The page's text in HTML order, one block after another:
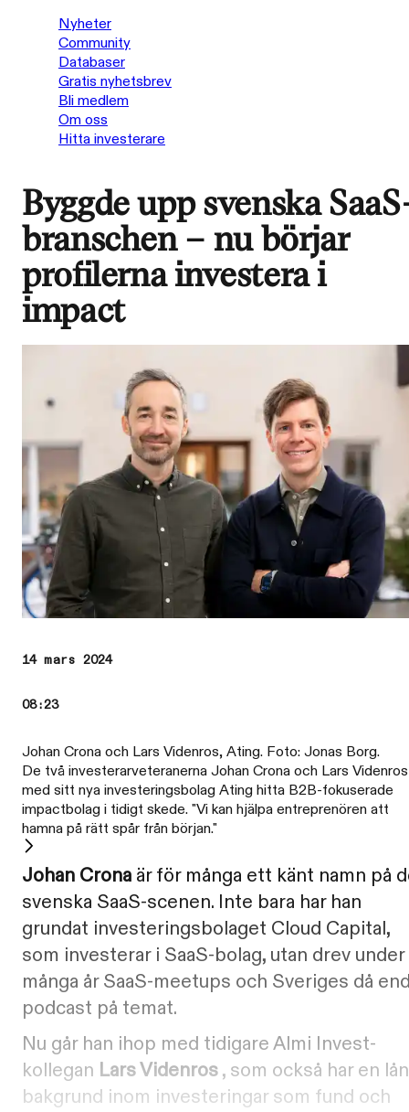
Nyheter
Community
Databaser
Gratis nyhetsbrev
Bli medlem
Om oss
Hitta investerare
Byggde upp svenska
branschen – nu börjar
profilerna investera i
impact
14 mars 2024
08:23
Johan Crona och Lars Videnros, Ating. Foto: Jonas Borg.
De två investerarveteranerna Johan Crona och Lars
med sitt nya investeringsbolag Ating hitta B2B-fokuserade
impactbolag i tidigt skede. "Vi kan hjälpa entreprenören att
hamna på rätt spår från början."
Johan Crona är för många ett känt namn på
svenska SaaS-scenen. Inte bara har han
grundat investeringsbolaget Cloud Capital,
som investerar i SaaS-bolag, utan drev under
många år SaaS-meetups och Sveriges då
podcast på temat.
Nu går han ihop med tidigare Almi Invest-
kollegan Lars Videnros, som också har en
bakgrund inom investeringar som fund och